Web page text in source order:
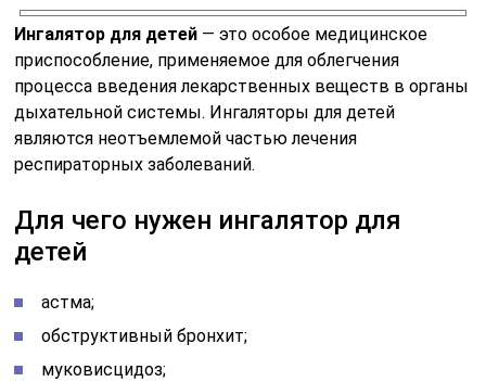
О ЦЕНТРЕ ВРАЧИ УСЛУГИ
Ингалятор для детей — это особое медицинское
приспособление, применяемое для облегчения
процесса введения лекарственных веществ в органы
дыхательной системы. Ингаляторы для детей
являются неотъемлемой частью лечения
респираторных заболеваний.
Для чего нужен ингалятор для
детей
астма;
обструктивный бронхит;
муковисцидоз;